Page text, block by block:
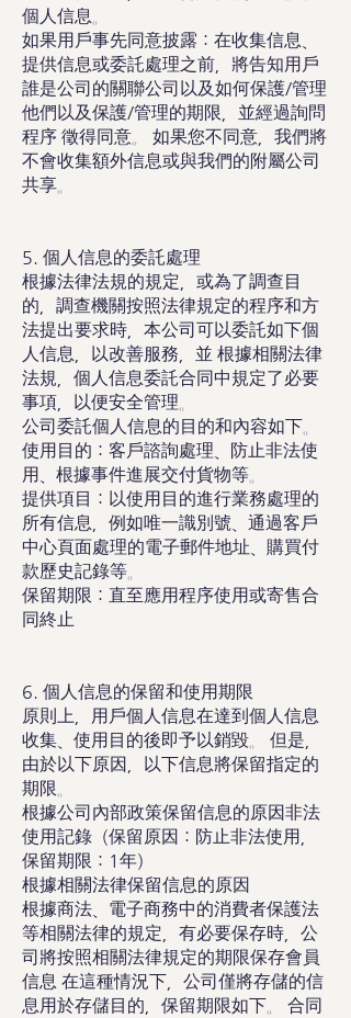
個人信息。
如果用戶事先同意披露：在收集信息、
提供信息或委託處理之前，將告知用戶
誰是公司的關聯公司以及如何保護/管理
他們以及保護/管理的期限，並經過詢問
程序 徵得同意。 如果您不同意，我們將
不會收集額外信息或與我們的附屬公司
共享。
5. 個人信息的委託處理
根據法律法規的規定，或為了調查目
的，調查機關按照法律規定的程序和方
法提出要求時，本公司可以委託如下個
人信息，以改善服務，並 根據相關法律
法規，個人信息委託合同中規定了必要
事項，以便安全管理。
公司委託個人信息的目的和內容如下。
使用目的：客戶諮詢處理、防止非法使
用、根據事件進展交付貨物等。
提供項目：以使用目的進行業務處理的
所有信息，例如唯一識別號、通過客戶
中心頁面處理的電子郵件地址、購買付
款歷史記錄等。
保留期限：直至應用程序使用或寄售合
同終止
6. 個人信息的保留和使用期限
原則上，用戶個人信息在達到個人信息
收集、使用目的後即予以銷毀。 但是，
由於以下原因，以下信息將保留指定的
期限。
根據公司內部政策保留信息的原因非法
使用記錄（保留原因：防止非法使用，
保留期限：1年）
根據相關法律保留信息的原因
根據商法、電子商務中的消費者保護法
等相關法律的規定，有必要保存時，公
司將按照相關法律規定的期限保存會員
信息 在這種情況下，公司僅將存儲的信
息用於存儲目的，保留期限如下。 合同